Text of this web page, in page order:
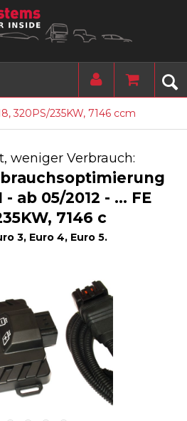
320PS/235KW, 7146 ccm
weniger Verbrauch:
ab 05/2012 - ... FE
7146 c
3, Euro 4, Euro 5.